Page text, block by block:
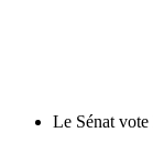
Le Sénat